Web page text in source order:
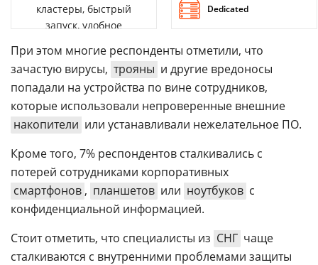
кластеры, быстрый
запуск, удобное
Dedicated
При этом многие респонденты отметили, что
зачастую вирусы, трояны и другие вредоносы
попадали на устройства по вине сотрудников,
которые использовали непроверенные внешние
накопители или устанавливали нежелательное ПО.
Кроме того, 7% респондентов сталкивались с
потерей сотрудниками корпоративных
смартфонов , планшетов или ноутбуков с
конфиденциальной информацией.
Стоит отметить, что специалисты из СНГ чаще
сталкиваются с внутренними проблемами защиты